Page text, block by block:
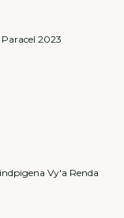
2023
Vy'a Renda